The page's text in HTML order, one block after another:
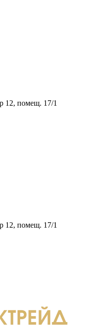
12, помещ. 17/1
12, помещ. 17/1